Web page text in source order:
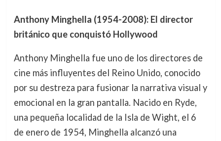
Anthony Minghella (1954-2008): El director
británico que conquistó Hollywood
Anthony Minghella fue uno de los directores de
cine más influyentes del Reino Unido, conocido
por su destreza para fusionar la narrativa visual y
emocional en la gran pantalla. Nacido en Ryde,
una pequeña localidad de la Isla de Wight, el 6
de enero de 1954, Minghella alcanzó una